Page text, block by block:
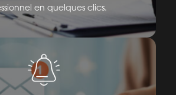
en quelques clics.